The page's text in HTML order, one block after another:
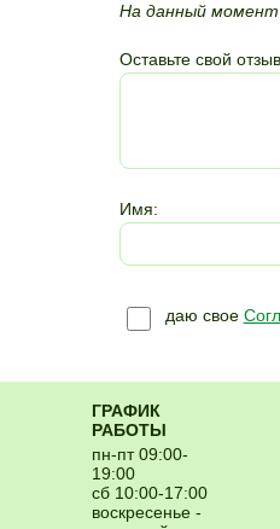
На данный момент
Оставьте свой
Имя:
даю свое
ГРАФИК
РАБОТЫ
пн-пт 09:00-
19:00
сб 10:00-17:00
воскресенье -